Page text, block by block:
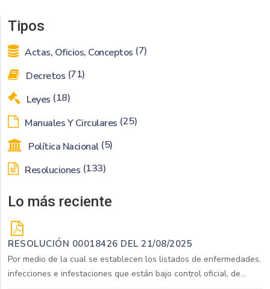
Tipos
Actas, Oficios, Conceptos (7)
Decretos (71)
Leyes (18)
Manuales Y Circulares (25)
Política Nacional (5)
Resoluciones (133)
Lo más reciente
RESOLUCIÓN 00018426 DEL 21/08/2025
Por medio de la cual se establecen los listados de enfermedades,
infecciones e infestaciones que están bajo control oficial, de...